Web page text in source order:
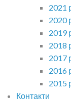
2021
2020
2019
2018
2017
2016
2015
Контакти